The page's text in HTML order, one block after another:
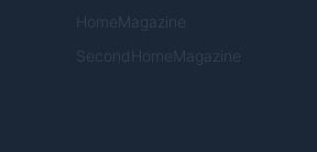
HomeMagazine
SecondHomeMagazine